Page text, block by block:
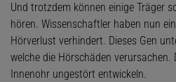
Und trotzdem können einige Träger
hören. Wissenschaftler haben nun
Hörverlust verhindert. Dieses Gen
welche die Hörschäden
Innenohr ungestört entwickeln.